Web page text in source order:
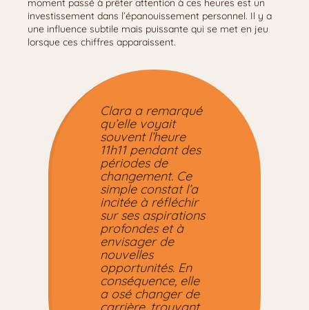
moment passé à prêter attention à ces heures est un
investissement dans l’épanouissement personnel. Il y a
une influence subtile mais puissante qui se met en jeu
lorsque ces chiffres apparaissent.
Clara a remarqué
qu’elle voyait
souvent l’heure
11h11 pendant des
périodes de
changement. Ce
simple constat l’a
incitée à réfléchir
sur ses aspirations
profondes et à
envisager de
nouvelles
opportunités. En
conséquence, elle
a osé changer de